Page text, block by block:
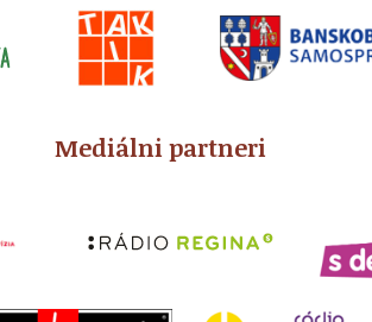
Mediálni partneri